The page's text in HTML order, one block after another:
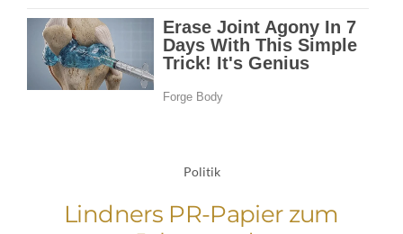
Politik
Lindners PR-Papier zum